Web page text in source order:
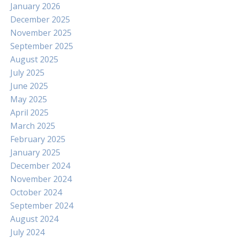
January 2026
December 2025
November 2025
September 2025
August 2025
July 2025
June 2025
May 2025
April 2025
March 2025
February 2025
January 2025
December 2024
November 2024
October 2024
September 2024
August 2024
July 2024